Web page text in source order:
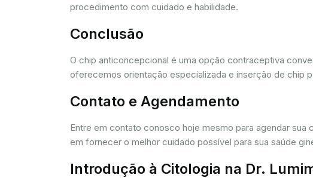
procedimento com cuidado e habilidade.
Conclusão
O chip anticoncepcional é uma opção contraceptiva
oferecemos orientação especializada e inserção de chip
Contato e Agendamento
Entre em contato conosco hoje mesmo para agendar
em fornecer o melhor cuidado possível para sua saúde
Introdução à Citologia na Dr.